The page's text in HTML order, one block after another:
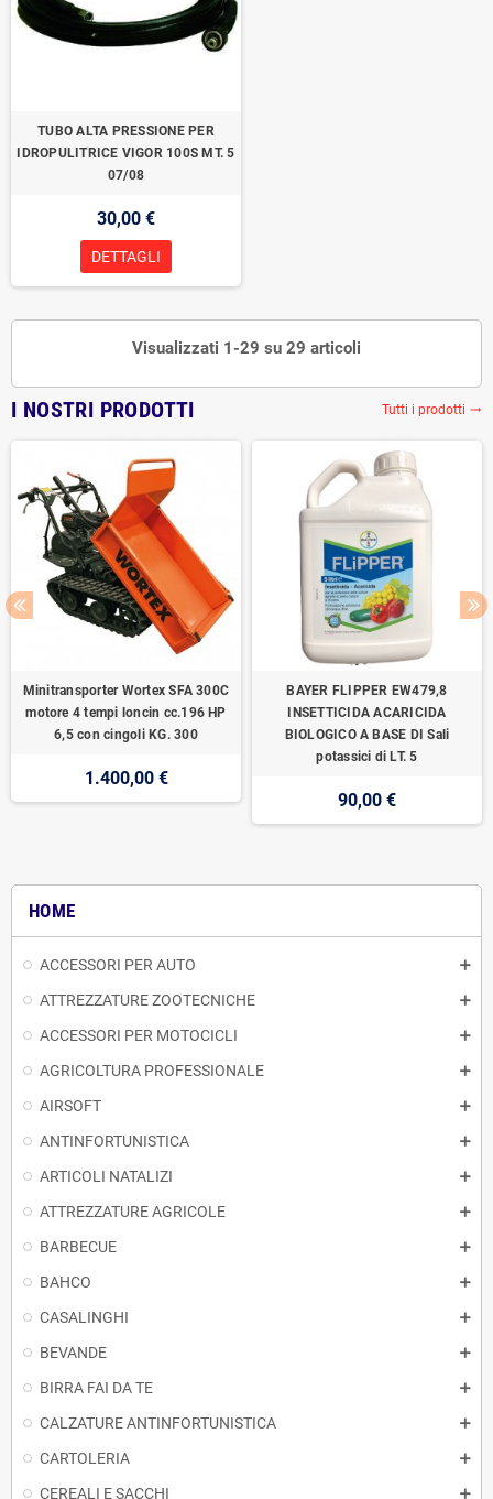
HOME
ACCESSORI PER AUTO
ATTREZZATURE ZOOTECNICHE
ACCESSORI PER MOTOCICLI
AGRICOLTURA PROFESSIONALE
AIRSOFT
ANTINFORTUNISTICA
ARTICOLI NATALIZI
ATTREZZATURE AGRICOLE
BARBECUE
BAHCO
CASALINGHI
BEVANDE
BIRRA FAI DA TE
CALZATURE ANTINFORTUNISTICA
CARTOLERIA
CEREALI E SACCHI
TUBO ALTA PRESSIONE PER
IDROPULITRICE VIGOR 100S MT. 5
07/08
30,00 €
DETTAGLI
Visualizzati 1-29 su 29 articoli
I NOSTRI PRODOTTI Tutti i prodotti trending_flat
Minitransporter Wortex SFA 300C
motore 4 tempi loncin cc.196 HP
6,5 con cingoli KG. 300
1.400,00 €
BAYER FLIPPER EW479,8
INSETTICIDA ACARICIDA
BIOLOGICO A BASE DI Sali
potassici di LT. 5
90,00 €